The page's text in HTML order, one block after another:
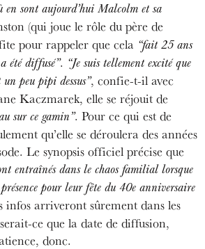
en sont aujourd’hui Malcolm et sa
(qui joue le rôle du père de
pour rappeler que cela “fait 25 ans
été diffusé”. “Je suis tellement excité que
peu pipi dessus”, confie-t-il avec
Kaczmarek, elle se réjouit de
sur ce gamin”. Pour ce qui est de
qu’elle se déroulera des années
Le synopsis officiel précise que
entraînés dans le chaos familial lorsque
pour leur fête du 40e anniversaire
infos arriveront sûrement dans les
ce que la date de diffusion,
donc.